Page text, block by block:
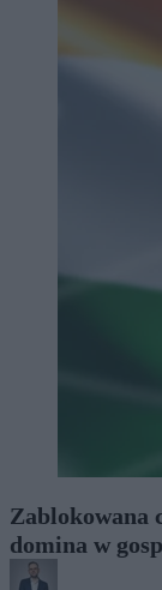
Zablokowana
domina w